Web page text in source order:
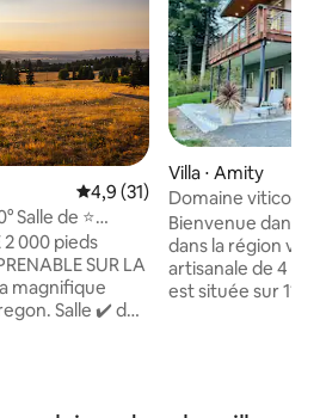
Évaluation moyenne sur la
4,9 (31)
2 000 pieds
SUR LA
Salle ✔️ de
Villa ⋅ Amity
Domaine viticole
spa
Bienvenue dans
dans la région
artisanale de 4
est située sur 11